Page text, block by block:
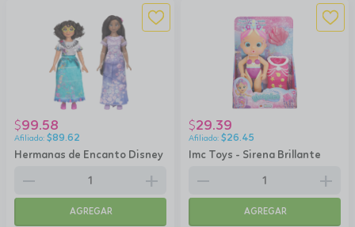
Hermanas de Encanto Disney
$99.58
$89.62
remove add
AGREGAR
Imc Toys - Sirena Brillante
$29.39
$26.45
remove add
AGREGAR